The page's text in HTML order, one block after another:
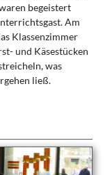
begeistert
Am
Klassenzimmer
und Käsestücken
was
ließ.